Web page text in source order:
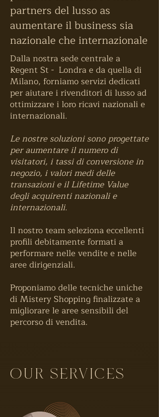
partners del lusso as
aumentare il business sia
nazionale che internazionale
Dalla nostra sede centrale a
Regent St - Londra e da quella di
Milano, forniamo servizi dedicati
per aiutare i rivenditori di lusso ad
ottimizzare i loro ricavi nazionali e
internazionali.
Le nostre soluzioni sono progettate
per aumentare il numero di
visitatori, i tassi di conversione in
negozio, i valori medi delle
transazioni e il Lifetime Value
degli acquirenti nazionali e
internazionali.
Il nostro team seleziona eccellenti
profili debitamente formati a
performare nelle vendite e nelle
aree dirigenziali.
Proponiamo delle tecniche uniche
di Mistery Shopping finalizzate a
migliorare le aree sensibili del
percorso di vendita.
OUR SERVICES